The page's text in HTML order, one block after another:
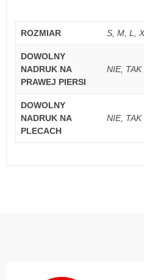
ROZMIAR S, M, L,
DOWOLNY
NADRUK NA
PRAWEJ PIERSI
NIE, TAK
DOWOLNY
NADRUK NA
PLECACH
NIE, TAK